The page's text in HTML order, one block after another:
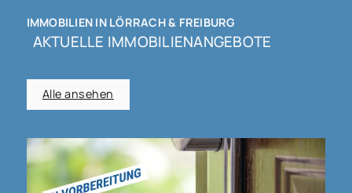
unrealistische Versprechen.
IMMOBILIEN IN LÖRRACH & FREIBURG
AKTUELLE IMMOBILIENANGEBOTE
Alle ansehen